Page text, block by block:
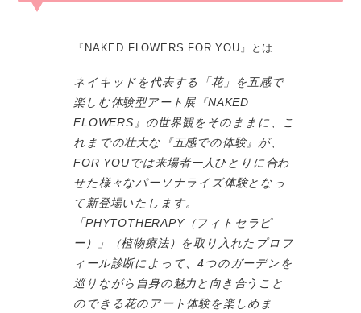
『NAKED FLOWERS FOR YOU』とは
ネイキッドを代表する「花」を五感で
楽しむ体験型アート展『NAKED
FLOWERS』の世界観をそのままに、こ
れまでの壮大な『五感での体験』が、
FOR YOUでは来場者一人ひとりに合わ
せた様々なパーソナライズ体験となっ
て新登場いたします。
「PHYTOTHERAPY（フィトセラピ
ー）」（植物療法）を取り入れたプロフ
ィール診断によって、4つのガーデンを
巡りながら自身の魅力と向き合うこと
のできる花のアート体験を楽しめま